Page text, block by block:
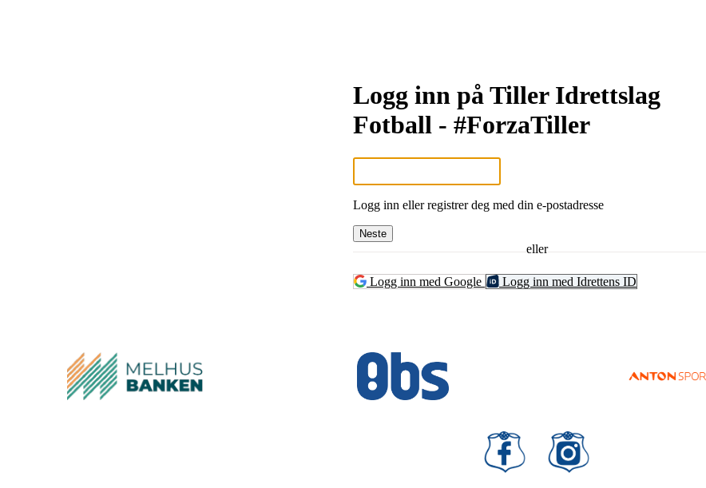
Logg inn på Tiller Idrettslag
Fotball - #ForzaTiller
Logg inn eller registrer deg med din e-postadresse
Neste
eller
Logg inn med Google Logg inn med Idrettens ID